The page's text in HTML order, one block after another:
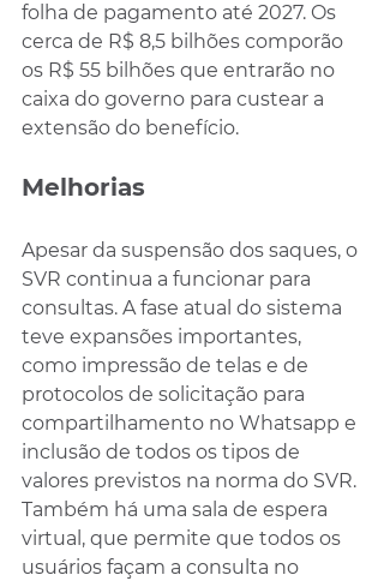
folha de pagamento até 2027. Os
cerca de R$ 8,5 bilhões comporão
os R$ 55 bilhões que entrarão no
caixa do governo para custear a
extensão do benefício.
Melhorias
Apesar da suspensão dos saques, o
SVR continua a funcionar para
consultas. A fase atual do sistema
teve expansões importantes,
como impressão de telas e de
protocolos de solicitação para
compartilhamento no Whatsapp e
inclusão de todos os tipos de
valores previstos na norma do SVR.
Também há uma sala de espera
virtual, que permite que todos os
usuários façam a consulta no